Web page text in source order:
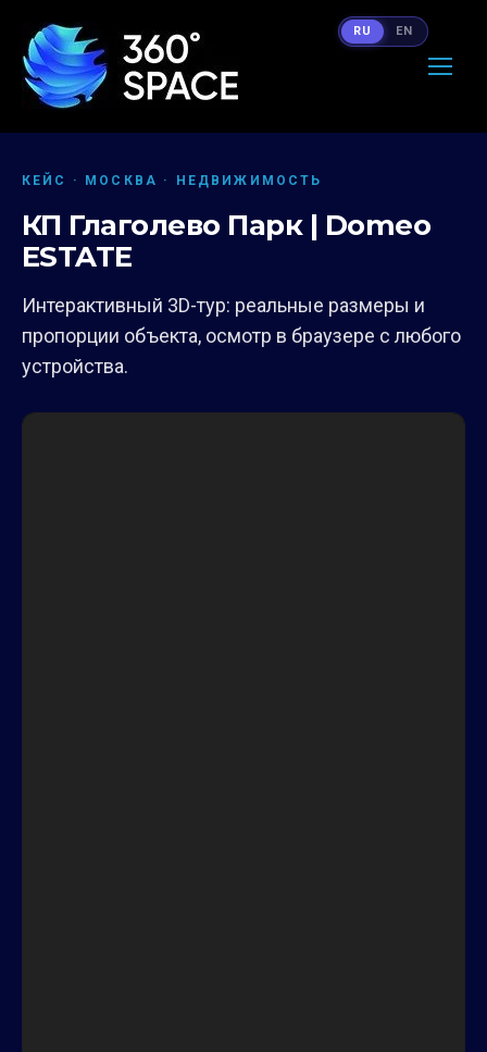
КЕЙС · МОСКВА · НЕДВИЖИМОСТЬ
КП Глаголево Парк | Domeo
ESTATE
Интерактивный 3D-тур: реальные размеры и
пропорции объекта, осмотр в браузере с любого
устройства.
RU EN